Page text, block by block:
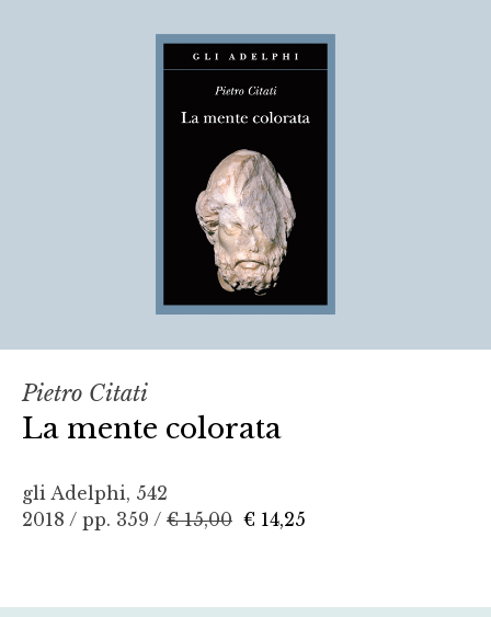
Pietro Citati
La mente colorata
gli Adelphi, 542
2018 / pp. 359 / € 15,00 € 14,25